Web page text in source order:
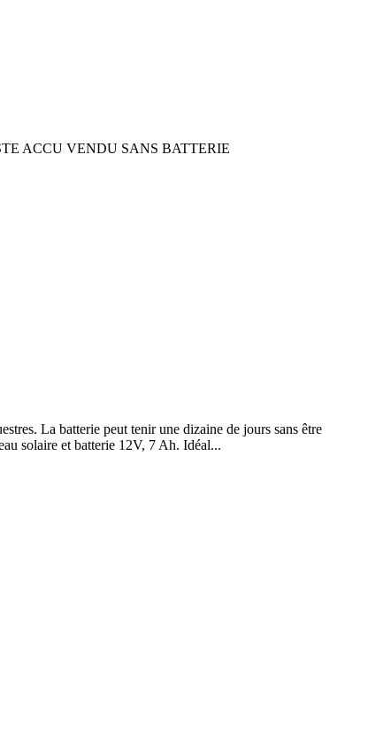
ACCU VENDU SANS BATTERIE
La batterie peut tenir une dizaine de jours sans être
solaire et batterie 12V, 7 Ah. Idéal...